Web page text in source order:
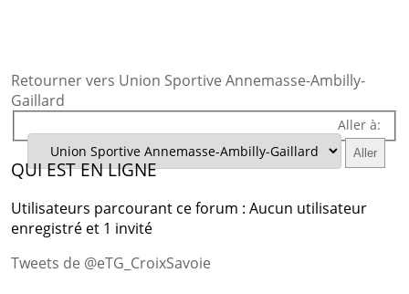
Retourner vers Union Sportive Annemasse-Ambilly-
Gaillard
Aller à:
QUI EST EN LIGNE
Utilisateurs parcourant ce forum : Aucun utilisateur
enregistré et 1 invité
Tweets de @eTG_CroixSavoie